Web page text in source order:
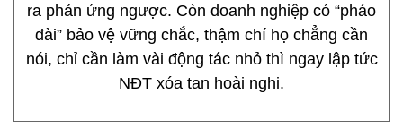
ra phản ứng ngược. Còn doanh nghiệp có “pháo
đài” bảo vệ vững chắc, thậm chí họ chẳng cần
nói, chỉ cần làm vài động tác nhỏ thì ngay lập tức
NĐT xóa tan hoài nghi.